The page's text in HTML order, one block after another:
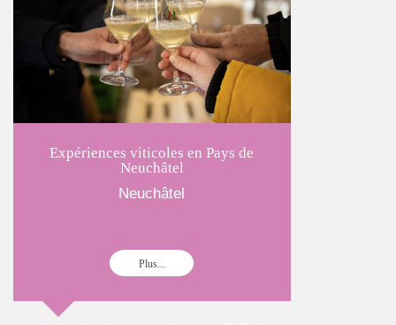
Expériences viticoles en Pays de
Neuchâtel
Neuchâtel
Plus...